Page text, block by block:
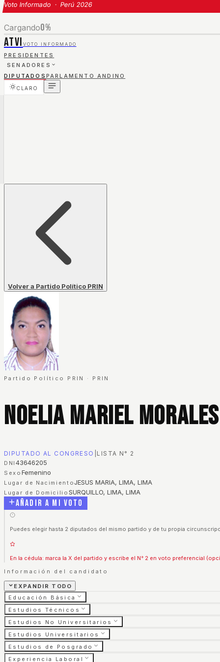
Voto Informado · Perú 2026
Cargando0%
ATVI VOTO INFORMADO
PRESIDENTES
SENADORES
DIPUTADOS PARLAMENTO ANDINO
CLARO
Volver a Partido Político PRIN
Partido Político PRIN · PRIN
Noelia Mariel
DIPUTADO AL CONGRESO LISTA N° 2
DNI 43646205
Sexo Femenino
Lugar de NacimientoJESUS MARIA, LIMA, LIMA
Lugar de Domicilio SURQUILLO, LIMA, LIMA
Añadir a mi voto
Puedes elegir hasta 2 diputados del mismo partido y de tu propia
En la cédula: marca la X del partido y escribe el N° 2 en voto preferencial
Información del candidato
EXPANDIR TODO
Educación Básica
Estudios Técnicos
Estudios No Universitarios
Estudios Universitarios
Estudios de Posgrado
Experiencia Laboral